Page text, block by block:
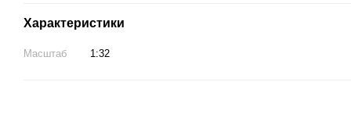
Характеристики
Масштаб 1:32